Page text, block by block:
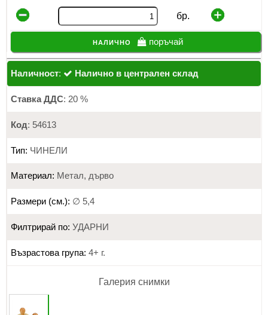
бр.
налично поръчай
Наличност: Налично в централен склад
Ставка ДДС: 20 %
Код: 54613
Тип: ЧИНЕЛИ
Материал: Метал, дърво
Размери (см.): ∅ 5,4
Филтрирай по: УДАРНИ
Възрастова група: 4+ г.
Галерия снимки